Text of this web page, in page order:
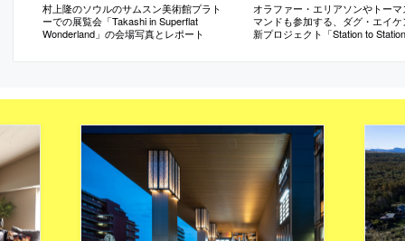
村上隆のソウルのサムスン美術館プラト
ーでの展覧会「Takashi in Superflat
Wonderland」の会場写真とレポート
オラファー・エリアソンやトーマ
マンドも参加する、ダグ・エイケ
新プロジェクト「Station to